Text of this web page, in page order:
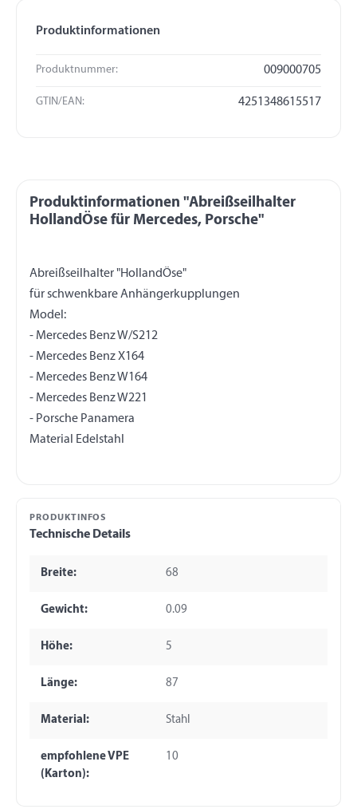
Produktinformationen
Produktnummer: 009000705
GTIN/EAN: 4251348615517
Produktinformationen "Abreißseilhalter
HollandÖse für Mercedes, Porsche"
Abreißseilhalter "HollandÖse"
für schwenkbare Anhängerkupplungen
Model:
- Mercedes Benz W/S212
- Mercedes Benz X164
- Mercedes Benz W164
- Mercedes Benz W221
- Porsche Panamera
PRODUKTINFOS
Technische Details
Breite: 68
Gewicht: 0.09
Höhe: 5
Länge: 87
Material: Stahl
empfohlene VPE
(Karton):
10